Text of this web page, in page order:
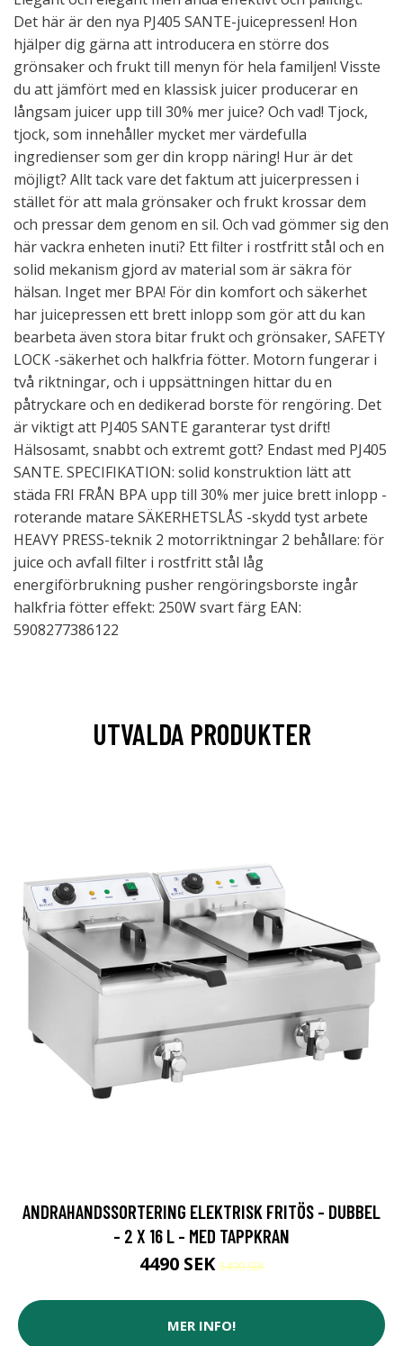
Det här är den nya PJ405 SANTE-juicepressen! Hon
hjälper dig gärna att introducera en större dos
grönsaker och frukt till menyn för hela familjen! Visste
du att jämfört med en klassisk juicer producerar en
långsam juicer upp till 30% mer juice? Och vad! Tjock,
tjock, som innehåller mycket mer värdefulla
ingredienser som ger din kropp näring! Hur är det
möjligt? Allt tack vare det faktum att juicerpressen i
stället för att mala grönsaker och frukt krossar dem
och pressar dem genom en sil. Och vad gömmer sig den
här vackra enheten inuti? Ett filter i rostfritt stål och en
solid mekanism gjord av material som är säkra för
hälsan. Inget mer BPA! För din komfort och säkerhet
har juicepressen ett brett inlopp som gör att du kan
bearbeta även stora bitar frukt och grönsaker, SAFETY
LOCK -säkerhet och halkfria fötter. Motorn fungerar i
två riktningar, och i uppsättningen hittar du en
påtryckare och en dedikerad borste för rengöring. Det
är viktigt att PJ405 SANTE garanterar tyst drift!
Hälsosamt, snabbt och extremt gott? Endast med PJ405
SANTE. SPECIFIKATION: solid konstruktion lätt att
städa FRI FRÅN BPA upp till 30% mer juice brett inlopp -
roterande matare SÄKERHETSLÅS -skydd tyst arbete
HEAVY PRESS-teknik 2 motorriktningar 2 behållare: för
juice och avfall filter i rostfritt stål låg
energiförbrukning pusher rengöringsborste ingår
halkfria fötter effekt: 250W svart färg EAN:
5908277386122
UTVALDA PRODUKTER
ANDRAHANDSSORTERING ELEKTRISK FRITÖS - DUBBEL
- 2 X 16 L - MED TAPPKRAN
4490 SEK5499 SEK
MER INFO!